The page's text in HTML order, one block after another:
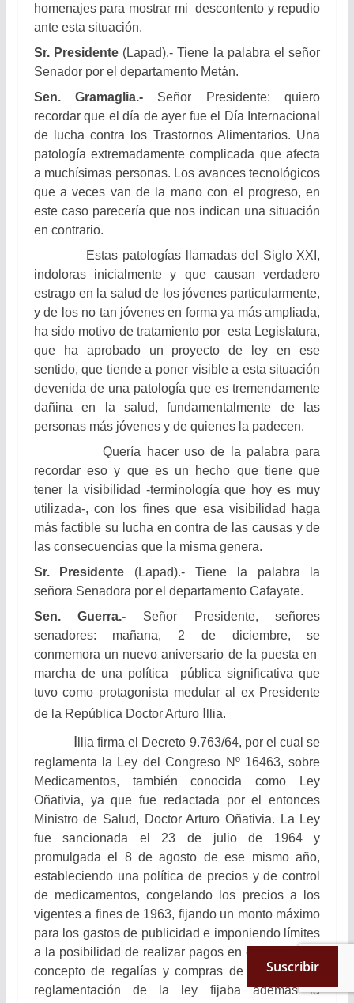
homenajes para mostrar mi descontento y repudio
ante esta situación.
Sr. Presidente(Lapad).- Tiene la palabra el señor
Senador por el departamento Metán.
Sen. Gramaglia.- Señor Presidente: quiero
recordar que el día de ayer fue el Día Internacional
de lucha contra los Trastornos Alimentarios. Una
patología extremadamente complicada que afecta
a muchísimas personas. Los avances tecnológicos
que a veces van de la mano con el progreso, en
este caso parecería que nos indican una situación
en contrario.
Estas patologías llamadas del Siglo XXI,
indoloras inicialmente y que causan verdadero
estrago en la salud de los jóvenes particularmente,
y de los no tan jóvenes en forma ya más ampliada,
ha sido motivo de tratamiento por esta Legislatura,
que ha aprobado un proyecto de ley en ese
sentido, que tiende a poner visible a esta situación
devenida de una patología que es tremendamente
dañina en la salud, fundamentalmente de las
personas más jóvenes y de quienes la padecen.
Quería hacer uso de la palabra para
recordar eso y que es un hecho que tiene que
tener la visibilidad -terminología que hoy es muy
utilizada-, con los fines que esa visibilidad haga
más factible su lucha en contra de las causas y de
las consecuencias que la misma genera.
Sr. Presidente (Lapad).- Tiene la palabra la
señora Senadora por el departamento Cafayate.
Sen. Guerra.- Señor Presidente, señores
senadores: mañana, 2 de diciembre, se
conmemora un nuevo aniversario de la puesta en
marcha de una política pública significativa que
tuvo como protagonista medular al ex Presidente
de la República Doctor Arturo I llia.
I llia firma el Decreto 9.763/64, por el cual se
reglamenta la Ley del Congreso Nº 16463, sobre
Medicamentos, también conocida como Ley
Oñativia, ya que fue redactada por el entonces
Ministro de Salud, Doctor Arturo Oñativia. La Ley
fue sancionada el 23 de julio de 1964 y
promulgada el 8 de agosto de ese mismo año,
estableciendo una política de precios y de control
de medicamentos, congelando los precios a los
vigentes a fines de 1963, fijando un monto máximo
para los gastos de publicidad e imponiendo límites
a la posibilidad de realizar pagos en el exterior en
concepto de regalías y compras de insumos. La
reglamentación de la ley fijaba además la
Suscribir